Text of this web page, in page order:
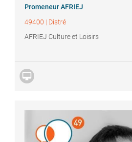
Promeneur AFRIEJ
49400 | Distré
AFRIEJ Culture et Loisirs
